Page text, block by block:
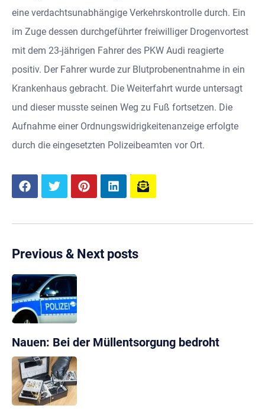
eine verdachtsunabhängige Verkehrskontrolle durch. Ein
im Zuge dessen durchgeführter freiwilliger Drogenvortest
mit dem 23-jährigen Fahrer des PKW Audi reagierte
positiv. Der Fahrer wurde zur Blutprobenentnahme in ein
Krankenhaus gebracht. Die Weiterfahrt wurde untersagt
und dieser musste seinen Weg zu Fuß fortsetzen. Die
Aufnahme einer Ordnungswidrigkeitenanzeige erfolgte
durch die eingesetzten Polizeibeamten vor Ort.
Previous & Next posts
Nauen: Bei der Müllentsorgung bedroht